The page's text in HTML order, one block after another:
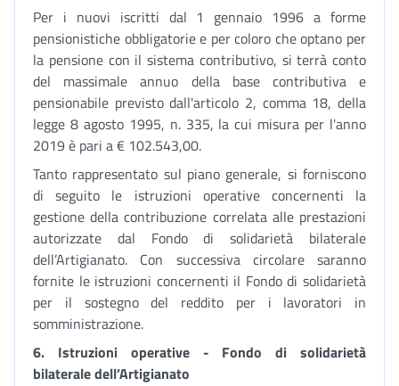
Per i nuovi iscritti dal 1 gennaio 1996 a forme
pensionistiche obbligatorie e per coloro che optano per
la pensione con il sistema contributivo, si terrà conto
del massimale annuo della base contributiva e
pensionabile previsto dall'articolo 2, comma 18, della
legge 8 agosto 1995, n. 335, la cui misura per l'anno
2019 è pari a € 102.543,00.
Tanto rappresentato sul piano generale, si forniscono
di seguito le istruzioni operative concernenti la
gestione della contribuzione correlata alle prestazioni
autorizzate dal Fondo di solidarietà bilaterale
dell’Artigianato. Con successiva circolare saranno
fornite le istruzioni concernenti il Fondo di solidarietà
per il sostegno del reddito per i lavoratori in
somministrazione.
6. Istruzioni operative - Fondo di solidarietà
bilaterale dell’Artigianato